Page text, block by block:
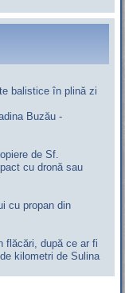
balistice în plină zi
Buzău -
de Sf.
cu dronă sau
cu propan din
flăcări, după ce ar fi
kilometri de Sulina